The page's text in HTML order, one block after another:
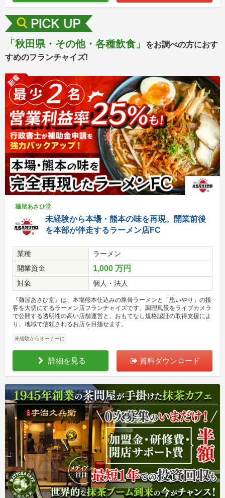
「秋田県・その他・各種飲食」
をお調べの方におす
すめのフランチャイズ!
新着
麺屋あさひ堂
未経験から本場・熊本の味を再現。開業前後
を本部が伴走するラーメン店FC
業種
ラーメン
開業資金
1,000 万円
対象 個人・法人
『麺屋あさひ堂』は、本場熊本仕込みの豚骨ラーメンと「思いやり」の接
客を大切にするラーメン店フランチャイズです。調理風景をライブカメラ
で公開する透明性の高い店舗運営と、おもてなし規格認証の取得支援によ
り、地域で信頼されるお店を目指せます。
未経験からオーナーに
詳細を見る 資料ダウンロード